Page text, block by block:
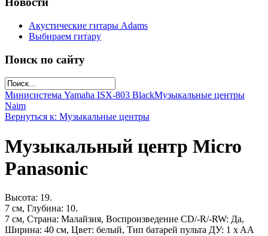
Акустические гитары Adams
Выбираем гитару
Поиск по сайту
Минисистема Yamaha ISX-803 BlackМузыкальные центры
Naim
Вернуться к: Музыкальные центры
Музыкальный центр Micro
Panasonic
Высота: 19.
7 см, Глубина: 10.
7 см, Страна: Малайзия, Воспроизведение CD/-R/-RW: Да,
Ширина: 40 см, Цвет: белый, Тип батарей пульта ДУ: 1 x AA